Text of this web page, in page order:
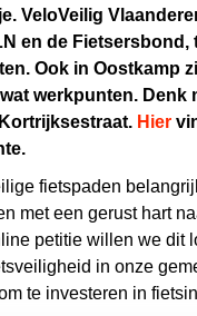
VeloVeilig
en de Fietsersbond,
Ook in Oostkamp
werkpunten. Denk
Hier
fietspaden
met een gerust hart
petitie willen we dit
in onze
te investeren in